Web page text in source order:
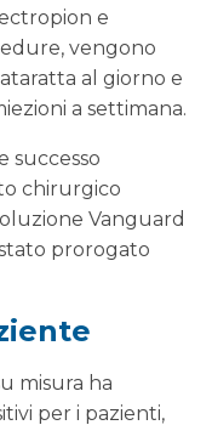
e
vengono
al giorno e
a settimana.
successo
chirurgico
Vanguard
prorogato
misura ha
per i pazienti,